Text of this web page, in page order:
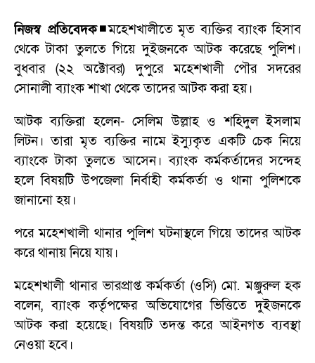
নিজস্ব প্রতিবেদক◾মহেশখালীতে মৃত ব্যক্তির ব্যাংক হিসাব
থেকে টাকা তুলতে গিয়ে দুইজনকে আটক করেছে পুলিশ।
বুধবার (২২ অক্টোবর) দুপুরে মহেশখালী পৌর সদরের
সোনালী ব্যাংক শাখা থেকে তাদের আটক করা হয়।
আটক ব্যক্তিরা হলেন- সেলিম উল্লাহ ও শহিদুল ইসলাম
লিটন। তারা মৃত ব্যক্তির নামে ইস্যুকৃত একটি চেক নিয়ে
ব্যাংকে টাকা তুলতে আসেন। ব্যাংক কর্মকর্তাদের সন্দেহ
হলে বিষয়টি উপজেলা নির্বাহী কর্মকর্তা ও থানা পুলিশকে
জানানো হয়।
পরে মহেশখালী থানার পুলিশ ঘটনাস্থলে গিয়ে তাদের আটক
করে থানায় নিয়ে যায়।
মহেশখালী থানার ভারপ্রাপ্ত কর্মকর্তা (ওসি) মো. মঞ্জুরুল হক
বলেন, ব্যাংক কর্তৃপক্ষের অভিযোগের ভিত্তিতে দুইজনকে
আটক করা হয়েছে। বিষয়টি তদন্ত করে আইনগত ব্যবস্থা
নেওয়া হবে।